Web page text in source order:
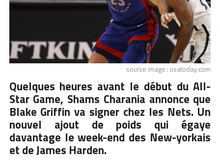
source image : usatoday.com
Quelques heures avant le début du All-
Star Game, Shams Charania annonce que
Blake Griffin va signer chez les Nets. Un
nouvel ajout de poids qui égaye
davantage le week-end des New-yorkais
et de James Harden.